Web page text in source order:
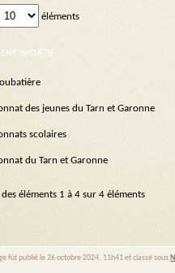
éléments
SPORTIF
des jeunes du Tarn et Garonne
scolaires
du Tarn et Garonne
éléments 1 à 4 sur 4 éléments
fût publié le 26 octobre 2024, 11h41 et classé sous